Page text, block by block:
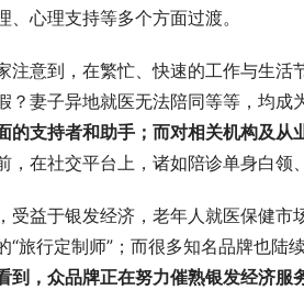
、心理支持等多个方面过渡。
注意到，在繁忙、快速的工作与生活
？妻子异地就医无法陪同等等，均成
的支持者和助手；而对相关机构及
，在社交平台上，诸如陪诊单身白领
受益于银发经济，老年人就医保健
“旅行定制师”；而很多知名品牌也
到，众品牌正在努力催熟银发经济